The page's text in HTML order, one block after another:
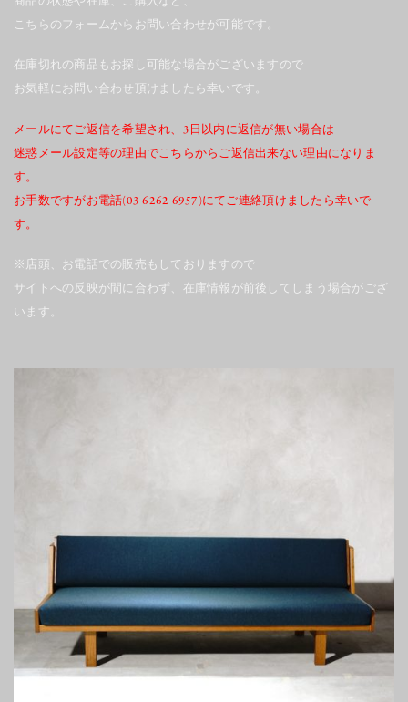
こちらのフォームからお問い合わせが可能です。
在庫切れの商品もお探し可能な場合がございますので
お気軽にお問い合わせ頂けましたら幸いです。
メールにてご返信を希望され、3日以内に返信が無い場合は
迷惑メール設定等の理由でこちらからご返信出来ない理由になりま
す。
お手数ですがお電話(03-6262-6957)にてご連絡頂けましたら幸いで
す。
※店頭、お電話での販売もしておりますので
サイトへの反映が間に合わず、在庫情報が前後してしまう場合がござ
います。